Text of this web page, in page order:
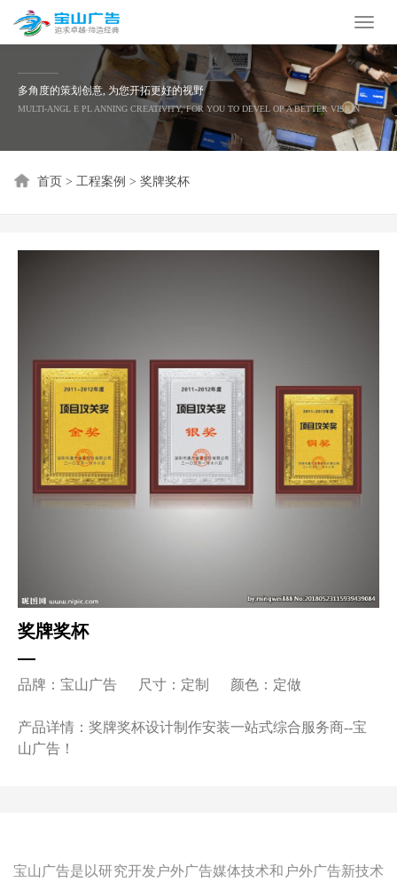
Toggle
多角度的策划创意, 为您开拓更好的视野
MULTI-ANGL E PL ANNING CREATIVITY, FOR YOU TO DEVEL OP A BETTER VISION
首页 > 工程案例 > 奖牌奖杯
奖牌奖杯
品牌：宝山广告 尺寸：定制 颜色：定做
产品详情：奖牌奖杯设计制作安装一站式综合服务商--宝
山广告！
宝山广告是以研究开发户外广告媒体技术和户外广告新技术